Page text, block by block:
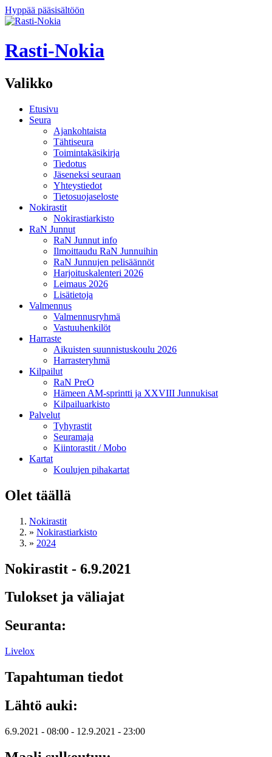
Hyppää pääsisältöön
Rasti-Nokia
Valikko
Etusivu
Seura
Ajankohtaista
Tähtiseura
Toimintakäsikirja
Tiedotus
Jäseneksi seuraan
Yhteystiedot
Tietosuojaseloste
Nokirastit
Nokirastiarkisto
RaN Junnut
RaN Junnut info
Ilmoittaudu RaN Junnuihin
RaN Junnujen pelisäännöt
Harjoituskalenteri 2026
Leimaus 2026
Lisätietoja
Valmennus
Valmennusryhmä
Vastuuhenkilöt
Harraste
Aikuisten suunnistuskoulu 2026
Harrasteryhmä
Kilpailut
RaN PreO
Hämeen AM-sprintti ja XXVIII Junnukisat
Kilpailuarkisto
Palvelut
Tyhyrastit
Seuramaja
Kiintorastit / Mobo
Kartat
Koulujen pihakartat
Olet täällä
Nokirastit
» Nokirastiarkisto
» 2024
Nokirastit - 6.9.2021
Tulokset ja väliajat
Seuranta:
Livelox
Tapahtuman tiedot
Lähtö auki:
6.9.2021 - 08:00 - 12.9.2021 - 23:00